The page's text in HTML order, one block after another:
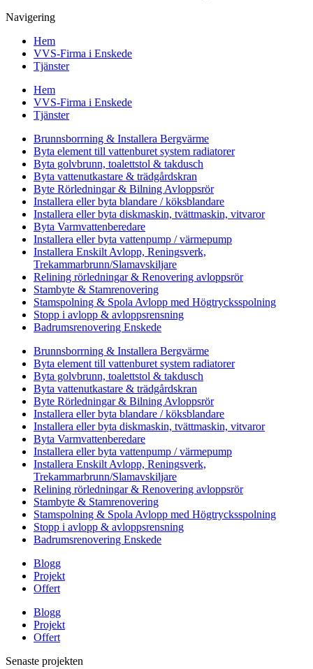
Navigering
Hem
VVS-Firma i Enskede
Tjänster
Hem
VVS-Firma i Enskede
Tjänster
Brunnsborrning & Installera Bergvärme
Byta element till vattenburet system radiatorer
Byta golvbrunn, toalettstol & takdusch
Byta vattenutkastare & trädgårdskran
Byte Rörledningar & Bilning Avloppsrör
Installera eller byta blandare / köksblandare
Installera eller byta diskmaskin, tvättmaskin, vitvaror
Byta Varmvattenberedare
Installera eller byta vattenpump / värmepump
Installera Enskilt Avlopp, Reningsverk,
Trekammarbrunn/Slamavskiljare
Relining rörledningar & Renovering avloppsrör
Stambyte & Stamrenovering
Stamspolning & Spola Avlopp med Högtrycksspolning
Stopp i avlopp & avloppsrensning
Badrumsrenovering Enskede
Brunnsborrning & Installera Bergvärme
Byta element till vattenburet system radiatorer
Byta golvbrunn, toalettstol & takdusch
Byta vattenutkastare & trädgårdskran
Byte Rörledningar & Bilning Avloppsrör
Installera eller byta blandare / köksblandare
Installera eller byta diskmaskin, tvättmaskin, vitvaror
Byta Varmvattenberedare
Installera eller byta vattenpump / värmepump
Installera Enskilt Avlopp, Reningsverk,
Trekammarbrunn/Slamavskiljare
Relining rörledningar & Renovering avloppsrör
Stambyte & Stamrenovering
Stamspolning & Spola Avlopp med Högtrycksspolning
Stopp i avlopp & avloppsrensning
Badrumsrenovering Enskede
Blogg
Projekt
Offert
Blogg
Projekt
Offert
Senaste projekten